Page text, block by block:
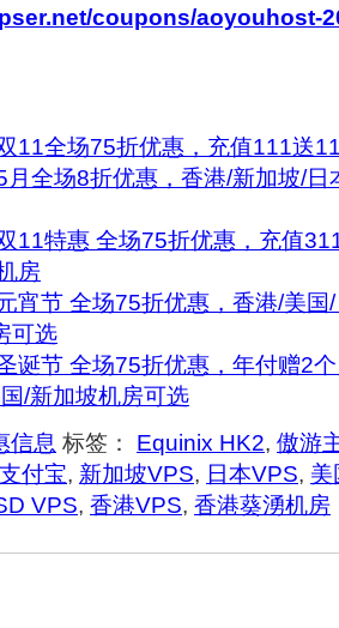
coupons/aoyouhost-
11全场75折优惠，充值111送
月全场8折优惠，香港/新加坡/
11特惠 全场75折优惠，充值
房
宵节 全场75折优惠，香港/美国
可选
诞节 全场75折优惠，年付赠2
/新加坡机房可选
信息 标签： Equinix HK2, 傲游
支付宝, 新加坡VPS, 日本VPS, 美
VPS, 香港VPS, 香港葵湧机房